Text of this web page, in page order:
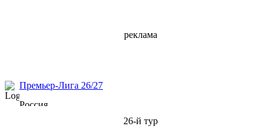
реклама
Премьер-Лига 26/27
Россия
26-й тур